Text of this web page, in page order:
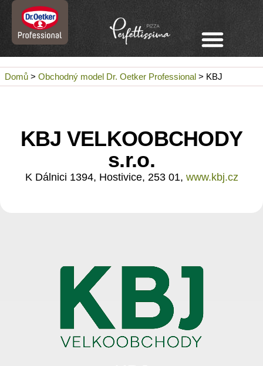
Domů > Obchodný model Dr. Oetker Professional > KBJ
KBJ VELKOOBCHODY
s.r.o.
K Dálnici 1394, Hostivice, 253 01, www.kbj.cz